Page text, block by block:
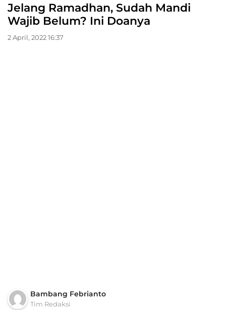
Jelang Ramadhan, Sudah Mandi
Wajib Belum? Ini Doanya
2 April, 2022 16:37
Bambang Febrianto
Tim Redaksi